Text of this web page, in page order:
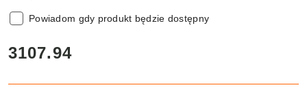
Powiadom gdy produkt będzie dostępny
cena:
3107.94